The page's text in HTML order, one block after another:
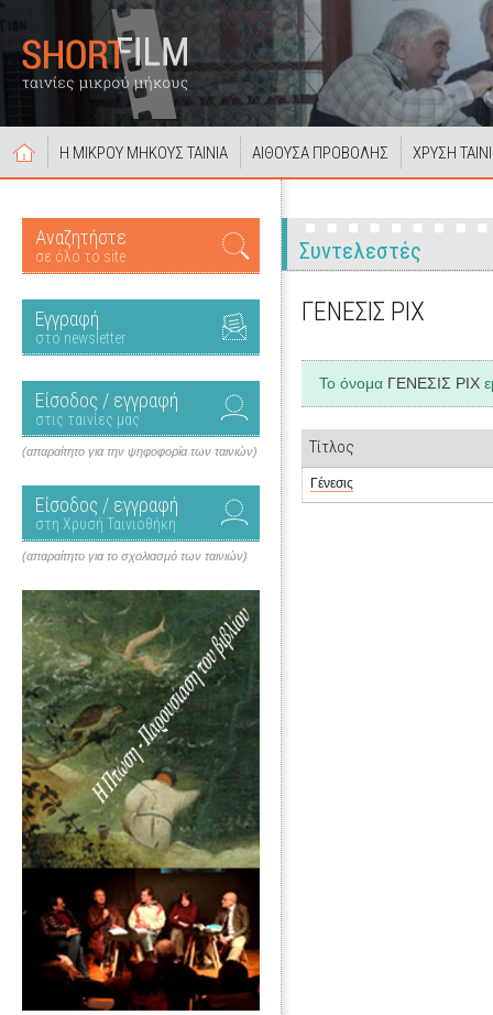
Η ΜΙΚΡΟΥ ΜΗΚΟΥΣ ΤΑΙΝΙΑ ΑΙΘΟΥΣΑ ΠΡΟΒΟΛΗΣ ΧΡΥΣΗ
Αναζητήστε
σε όλο το site
Εγγραφή
στο newsletter
Είσοδος / εγγραφή
στις ταινίες μας
(απαραίτητο για την ψηφοφορία των ταινιών)
Είσοδος / εγγραφή
στη Χρυσή Ταινιοθήκη
(απαραίτητο για το σχολιασμό των ταινιών)
Συντελεστές
ΓΕΝΕΣΙΣ ΡΙΧ
Το όνομα ΓΕΝΕΣΙΣ ΡΙΧ
Τίτλος
Γένεσις